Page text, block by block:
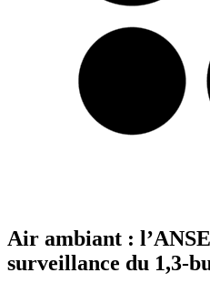
Air ambiant :
surveillance du 1,3-